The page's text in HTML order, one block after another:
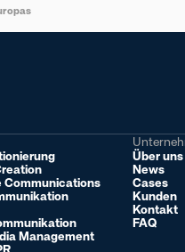
Communications
Management
Über uns
News
Cases
Kunden
Kontakt
FAQ